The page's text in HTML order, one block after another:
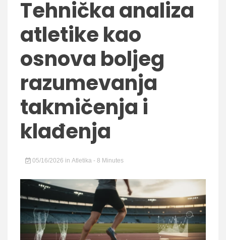
Tehnička analiza
atletike kao
osnova boljeg
razumevanja
takmičenja i
klađenja
05/16/2026 in Atletika - 8 Minutes